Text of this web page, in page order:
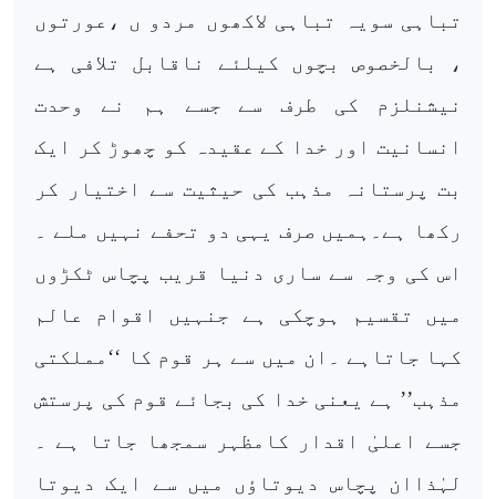
تباہی سویہ تباہی لاکھوں مردو ں ،عورتوں
، بالخصوص بچوں کیلئے ناقابل تلافی ہے
نیشنلزم کی طرف سے جسے ہم نے وحدت
انسانیت اور خدا کے عقیدہ کو چھوڑ کر ایک
بت پرستانہ مذہب کی حیثیت سے اختیار کر
رکھا ہے۔ہمیں صرف یہی دو تحفے نہیں ملے ۔
اس کی وجہ سے ساری دنیا قریب پچاس ٹکڑوں
میں تقسیم ہوچکی ہے جنہیں اقوام عالم
کہا جاتاہے ۔ان میں سے ہر قوم کا ‘‘مملکتی
مذہب’’ ہے یعنی خدا کی بجائے قوم کی پرستش
جسے اعلیٰ اقدار کامظہر سمجھا جاتا ہے ۔
لہٰذاان پچاس دیوتاؤں میں سے ایک دیوتا